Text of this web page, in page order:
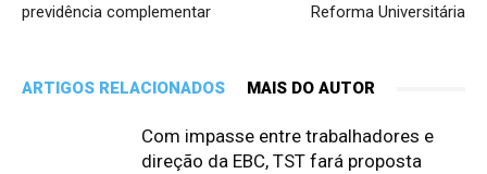
previdência complementar
Reforma Universitária
ARTIGOS RELACIONADOS MAIS DO AUTOR
Com impasse entre trabalhadores e
direção da EBC, TST fará proposta